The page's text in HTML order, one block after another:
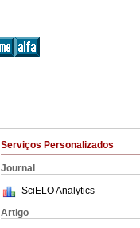
Serviços Personalizados
Journal
SciELO Analytics
Artigo